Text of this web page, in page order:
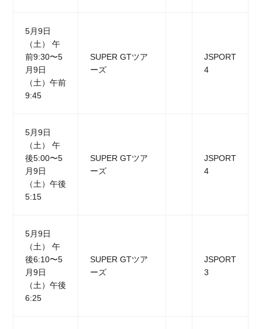
5月9日
（土） 午
前9:30〜5
月9日
（土）午前
9:45
SUPER GTツア
ーズ
JSPORT
4
5月9日
（土） 午
後5:00〜5
月9日
（土）午後
5:15
SUPER GTツア
ーズ
JSPORT
4
5月9日
（土） 午
後6:10〜5
月9日
（土）午後
6:25
SUPER GTツア
ーズ
JSPORT
3